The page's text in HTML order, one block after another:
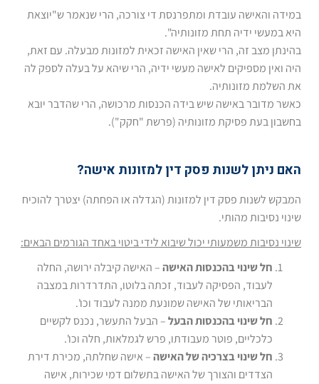
במידה והאישה עובדת ומתפרנסת די צורכה, הרי שנאמר ש"יוצאת
היא במעשי ידיה תחת מזונותיה".
בהינתן מצב זה, הרי שאין האישה זכאית למזונות מבעלה. עם זאת,
היה ואין מספיקים לאישה מעשי ידיה, הרי שיהא על בעלה לספק לה
את השלמת מזונותיה.
כאשר מדובר באישה שיש בידה הכנסות מרכושה, הרי שהדבר יובא
בחשבון בעת פסיקת מזונותיה (פרשת "חקק").
האם ניתן לשנות פסק דין למזונות אישה?
המבקש לשנות פסק דין למזונות (הגדלה או הפחתה) יצטרך להוכיח
שינוי נסיבות מהותי.
שינוי נסיבות משמעותי יכול שיבוא לידי ביטוי באחד הגורמים הבאים:
חל שינוי בהכנסות האישה– האישה קיבלה ירושה, החלה
לעבוד, הפסיקה לעבוד, זכתה בלוטו, התדרדרות במצבה
הבריאותי של האישה שמונעת ממנה לעבוד וכו'.
חל שינוי בהכנסות הבעל– הבעל התעשר, נכנס לקשיים
כלכליים, פוטר מעבודתו, פרש לגמלאות, חלה וכו'.
חל שינוי בצרכיה של האישה– אישה שחלתה, מכירת דירת
הצדדים והצורך של האישה בתשלום דמי שכירות, אישה